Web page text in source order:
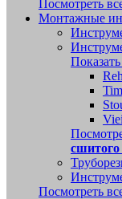
Посмотреть
Монтажные
Tim
сшитого
Посмотреть